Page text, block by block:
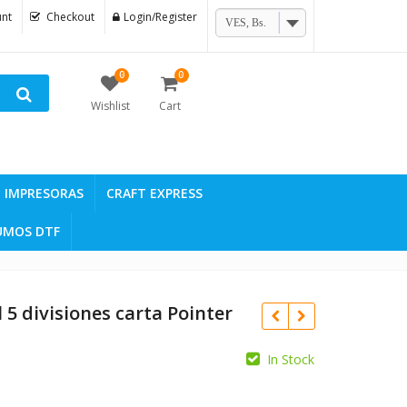
Checkout Login/Register VES, Bs.
0
Wishlist
0
Cart
IMPRESORAS CRAFT EXPRESS
DTF
5 divisiones carta Pointer
In Stock